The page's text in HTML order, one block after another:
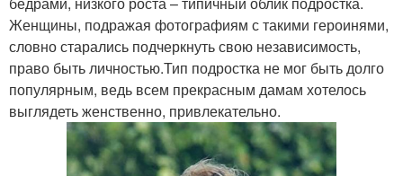
Женщины, подражая фотографиям с такими героинями,
словно старались подчеркнуть свою независимость,
право быть личностью.Тип подростка не мог быть долго
популярным, ведь всем прекрасным дамам хотелось
выглядеть женственно, привлекательно.